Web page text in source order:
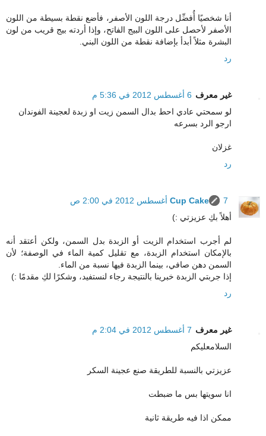
أنا شخصيًا أُفضِّل درجة اللون الأصفر، فأضع نقطة بسيطة من اللون
الأصفر لأحصل على اللون البيج الفاتح، وإذا أردته بيج قريب من لون
البشرة مثلاً أبدأ بإضافة نقطة من اللون البني.
رد
غير معرف 6 أغسطس 2012 في 5:36 م
لو سمحتي عادي احط بدال السمن زيت او زبدة لعجينة الفوندان
ارجو الرد بسرعه
غزلان
رد
Cup Cake
7 أغسطس 2012 في 2:00 ص
أهلاً بكِ عزيزتي :)
لم أجرب استخدام الزيت أو الزبدة بدل السمن، ولكن أعتقد أنه
بالإمكان استخدام الزبدة، مع تقليل كمية الماء في الوصفة؛ لأن
السمن دهن صافي، بينما الزبدة فيها نسبة من الماء.
إذا جربتي الزبدة خبرينا بالنتيجة رجاء لنستفيد، وشكرًا لكِ مقدمًا :)
رد
غير معرف 7 أغسطس 2012 في 2:04 م
السلامعليكم
عزيزتي بالنسبة للطريقة صنع عجينة السكر
انا سويتها بس ما ضبطت
ممكن اذا فيه طريقة ثانية